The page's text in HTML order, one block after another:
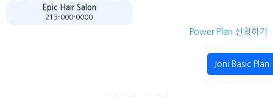
Epic Hair Salon
213-000-0000
Power Plan 신청하기
Joni Basic Plan